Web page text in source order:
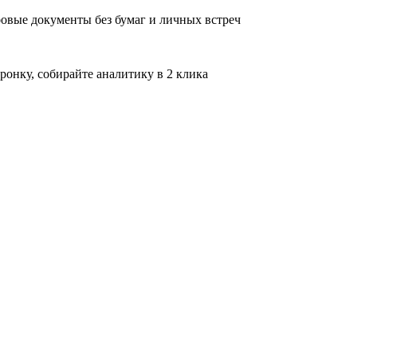
документы без бумаг и личных встреч
собирайте аналитику в 2 клика